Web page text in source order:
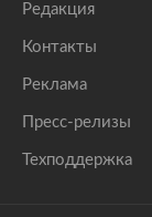
Редакция
Контакты
Реклама
Пресс-релизы
Техподдержка